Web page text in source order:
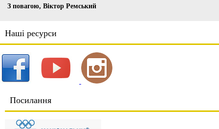
З повагою, Віктор Ремський
Наші ресурси
Посилання